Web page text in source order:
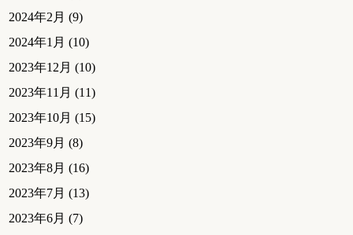
2024年2月 (9)
2024年1月 (10)
2023年12月 (10)
2023年11月 (11)
2023年10月 (15)
2023年9月 (8)
2023年8月 (16)
2023年7月 (13)
2023年6月 (7)